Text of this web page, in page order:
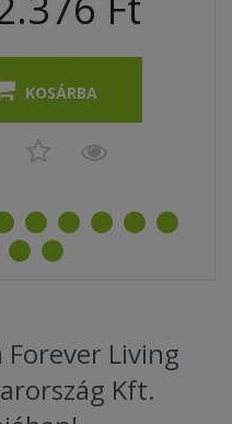
Living
Kft.